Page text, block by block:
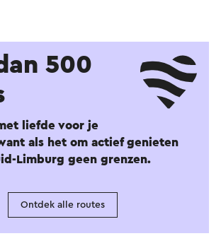
500
liefde voor je
als het om actief genieten
Limburg geen grenzen.
Ontdek alle routes